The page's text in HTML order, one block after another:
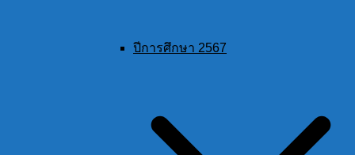
ปีการศึกษา 2567